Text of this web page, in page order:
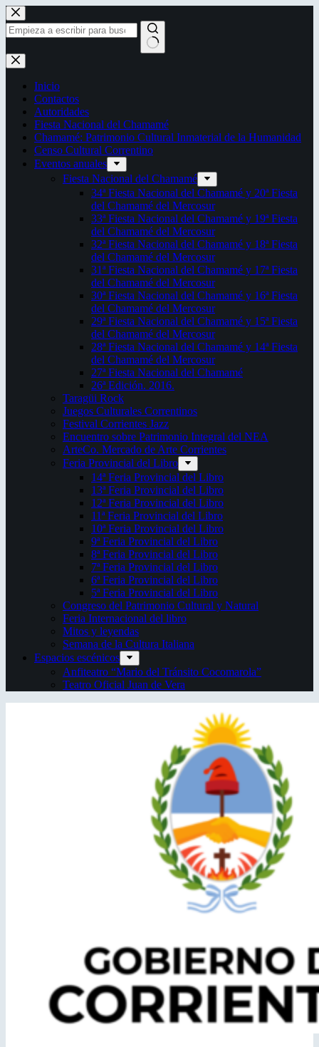
Saltar
al
contenido
Sin
resultados
Inicio
Contactos
Autoridades
Fiesta Nacional del Chamamé
Chamamé: Patrimonio Cultural Inmaterial de la Humanidad
Censo Cultural Correntino
Eventos anuales
Fiesta Nacional del Chamamé
34ª Fiesta Nacional del Chamamé y 20ª Fiesta
del Chamamé del Mercosur
33ª Fiesta Nacional del Chamamé y 19ª Fiesta
del Chamamé del Mercosur
32ª Fiesta Nacional del Chamamé y 18ª Fiesta
del Chamamé del Mercosur
31ª Fiesta Nacional del Chamamé y 17ª Fiesta
del Chamamé del Mercosur
30ª Fiesta Nacional del Chamamé y 16ª Fiesta
del Chamamé del Mercosur
29ª Fiesta Nacional del Chamamé y 15ª Fiesta
del Chamamé del Mercosur
28ª Fiesta Nacional del Chamamé y 14ª Fiesta
del Chamamé del Mercosur
27ª Fiesta Nacional del Chamamé
26ª Edición. 2016.
Taragüi Rock
Juegos Culturales Correntinos
Festival Corrientes Jazz
Encuentro sobre Patrimonio Integral del NEA
ArteCo. Mercado de Arte Corrientes
Feria Provincial del Libro
14ª Feria Provincial del Libro
13ª Feria Provincial del Libro
12ª Feria Provincial del Libro
11ª Feria Provincial del Libro
10ª Feria Provincial del Libro
9ª Feria Provincial del Libro
8ª Feria Provincial del Libro
7ª Feria Provincial del Libro
6ª Feria Provincial del Libro
5ª Feria Provincial del Libro
Congreso del Patrimonio Cultural y Natural
Feria Internacional del libro
Mitos y leyendas
Semana de la Cultura Italiana
Espacios escénicos
Anfiteatro “Mario del Tránsito Cocomarola”
Teatro Oficial Juan de Vera